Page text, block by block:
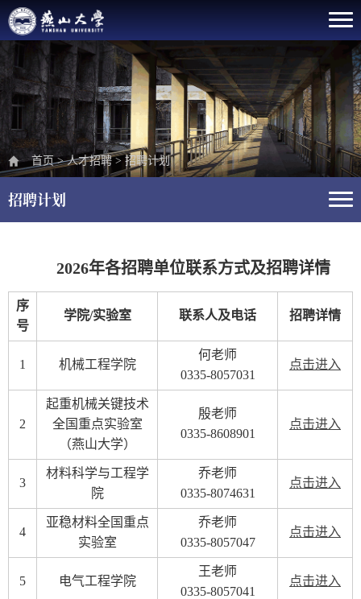
首页>人才招聘> 招聘计划
招聘计划
2026年各招聘单位联系方式及招聘详情
序
号
学院/实验室 联系人及电话 招聘详情
1 机械工程学院
何老师
0335-8057031
点击进入
2
起重机械关键技术
全国重点实验室
（燕山大学）
殷老师
0335-8608901
点击进入
3
材料科学与工程学
院
乔老师
0335-8074631
点击进入
4
亚稳材料全国重点
实验室
乔老师
0335-8057047
点击进入
5 电气工程学院
王老师
0335-8057041
点击进入